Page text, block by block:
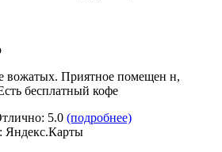
вожатых. Приятное помещен н,
бесплатный кофе
5.0 (подробнее)
Яндекс.Карты